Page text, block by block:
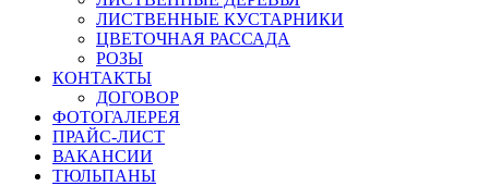
ЛИСТВЕННЫЕ КУСТАРНИКИ
ЦВЕТОЧНАЯ РАССАДА
РОЗЫ
КОНТАКТЫ
ДОГОВОР
ФОТОГАЛЕРЕЯ
ПРАЙС-ЛИСТ
ВАКАНСИИ
ТЮЛЬПАНЫ